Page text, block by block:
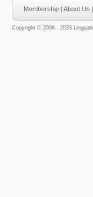
Membership | About Us |
Copyright © 2008 - 2023